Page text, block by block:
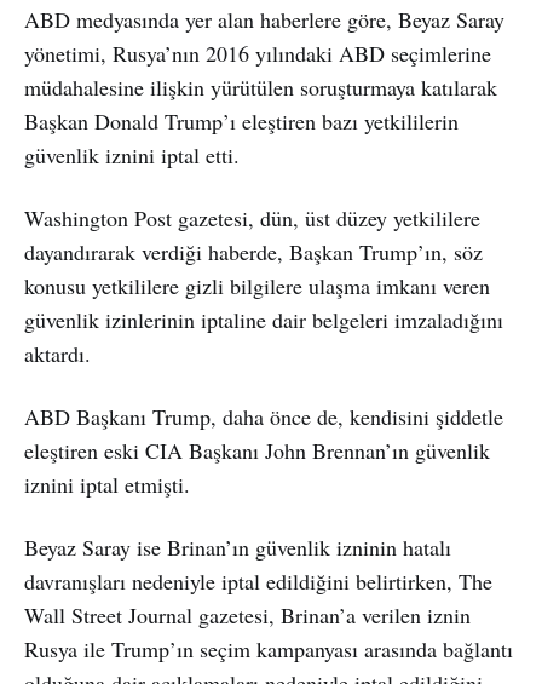
ABD medyasında yer alan haberlere göre, Beyaz Saray
yönetimi, Rusya’nın 2016 yılındaki ABD seçimlerine
müdahalesine ilişkin yürütülen soruşturmaya katılarak
Başkan Donald Trump’ı eleştiren bazı yetkililerin
güvenlik iznini iptal etti.
Washington Post gazetesi, dün, üst düzey yetkililere
dayandırarak verdiği haberde, Başkan Trump’ın, söz
konusu yetkililere gizli bilgilere ulaşma imkanı veren
güvenlik izinlerinin iptaline dair belgeleri imzaladığını
aktardı.
ABD Başkanı Trump, daha önce de, kendisini şiddetle
eleştiren eski CIA Başkanı John Brennan’ın güvenlik
iznini iptal etmişti.
Beyaz Saray ise Brinan’ın güvenlik izninin hatalı
davranışları nedeniyle iptal edildiğini belirtirken, The
Wall Street Journal gazetesi, Brinan’a verilen iznin
Rusya ile Trump’ın seçim kampanyası arasında bağlantı